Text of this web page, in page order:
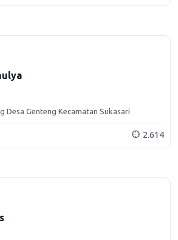
Desa Genteng Kecamatan Sukasari
2.614